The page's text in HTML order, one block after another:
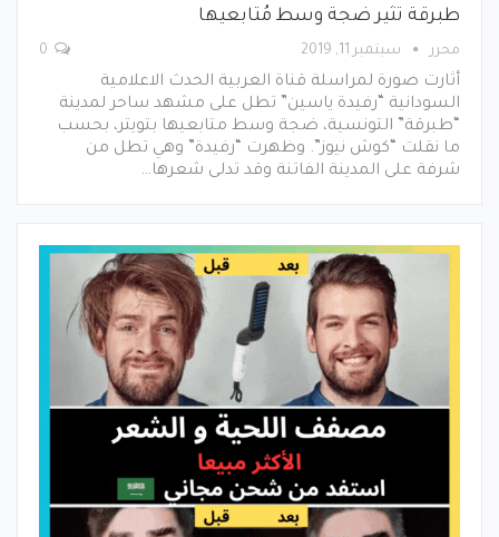
طبرقة تثير ضجة وسط مُتابعيها
محرر سبتمبر 11, 2019
أثارت صورة لمراسلة قناة العربية الحدث الاعلامية
السودانية “رفيدة ياسين” تطل على مشهد ساحر لمدينة
“طبرقة” التونسية، ضجة وسط متابعيها بتويتر، بحسب
ما نقلت “كوش نيوز”. وظهرت “رفيدة” وهي تطل من
شرفة على المدينة الفاتنة وقد تدلى شعرها…